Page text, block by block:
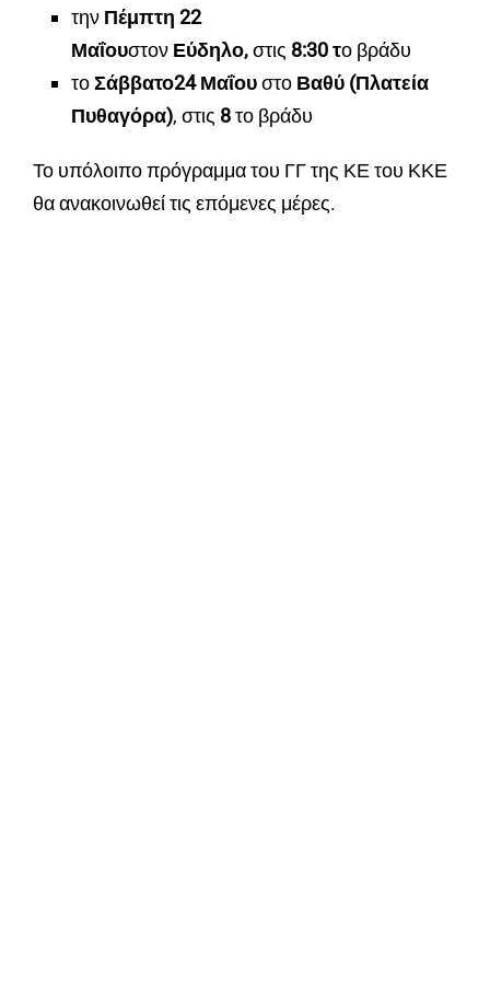
την Πέμπτη 22
Μαΐουστον Εύδηλο,στις 8:30 το βράδυ
τοΣάββατο24 Μαΐουστο Βαθύ (Πλατεία
Πυθαγόρα), στις 8το βράδυ
Το υπόλοιπο πρόγραμμα του ΓΓ της ΚΕ του ΚΚΕ
θα ανακοινωθεί τις επόμενες μέρες.